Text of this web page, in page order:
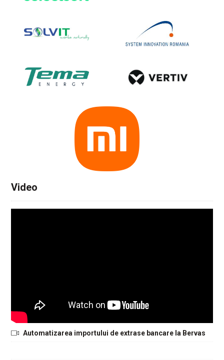
Video
Automatizarea importului de extrase bancare la Bervas